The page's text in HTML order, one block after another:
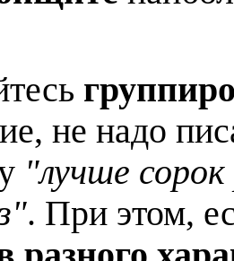
не надо
"лучше
. При этом,